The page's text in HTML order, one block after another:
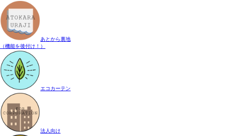
あとから裏地
（機能を後付け！）
エコカーテン
法人向け